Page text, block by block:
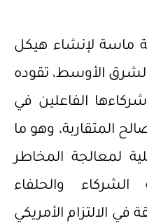
ماسة لإنشاء هيكل
الأوسط، تقوده
الفاعلين في
المتقاربة، وهو ما
لمعالجة المخاطر
الشركاء والحلفاء
في الالتزام الأمريكي